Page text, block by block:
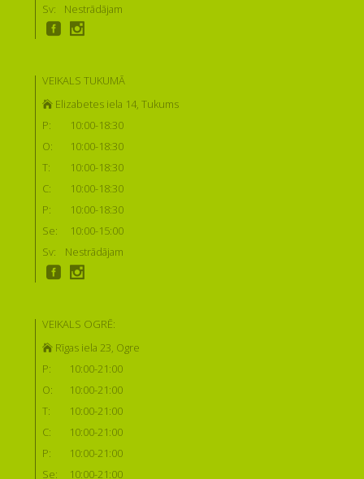
Sv:
Nestrādājam
VEIKALS TUKUMĀ
Elizabetes iela 14, Tukums
P:
10:00-18:30
O:
10:00-18:30
T:
10:00-18:30
C:
10:00-18:30
P:
10:00-18:30
Se:
10:00-15:00
Sv:
Nestrādājam
VEIKALS OGRĒ:
Rīgas iela 23, Ogre
P:
10:00-21:00
O:
10:00-21:00
T:
10:00-21:00
C:
10:00-21:00
P:
10:00-21:00
Se:
10:00-21:00